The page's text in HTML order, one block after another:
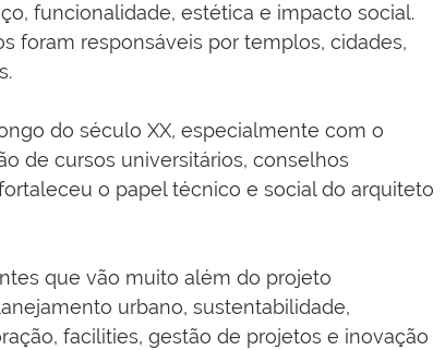
funcionalidade, estética e impacto social.
foram responsáveis por templos, cidades,
do século XX, especialmente com o
de cursos universitários, conselhos
o papel técnico e social do arquiteto
que vão muito além do projeto
urbano, sustentabilidade,
facilities, gestão de projetos e inovação